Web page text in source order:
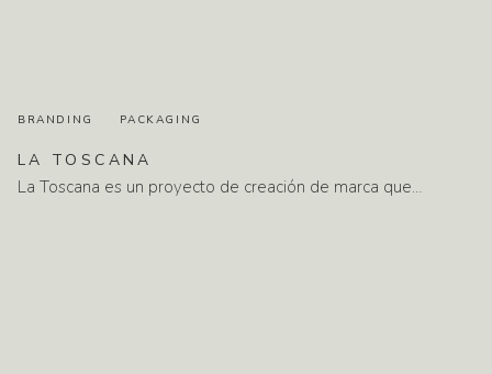
BRANDING PACKAGING
LA TOSCANA
La Toscana es un proyecto de creación de marca que…